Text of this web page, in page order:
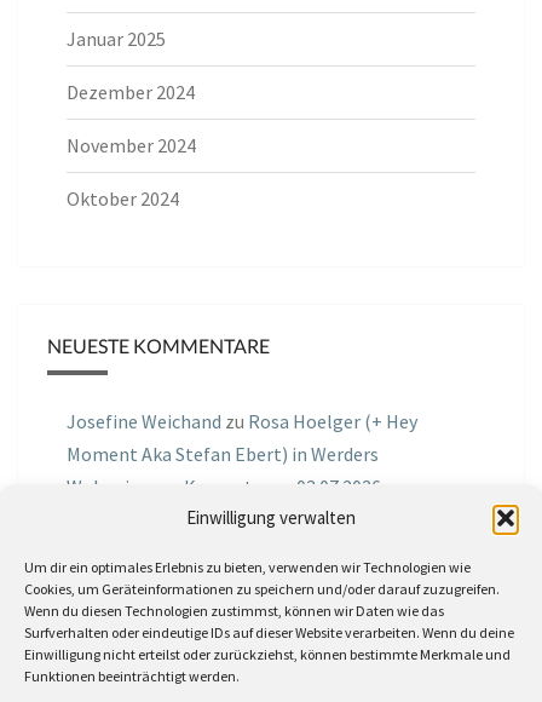
Einwilligung verwalten
Um dir ein optimales Erlebnis zu bieten, verwenden wir Technologien wie
Cookies, um Geräteinformationen zu speichern und/oder darauf zuzugreifen.
Wenn du diesen Technologien zustimmst, können wir Daten wie das
Surfverhalten oder eindeutige IDs auf dieser Website verarbeiten. Wenn du deine
Einwilligung nicht erteilst oder zurückziehst, können bestimmte Merkmale und
Funktionen beeinträchtigt werden.
Januar 2025
Dezember 2024
November 2024
Oktober 2024
NEUESTE KOMMENTARE
Josefine Weichand zu Rosa Hoelger (+ Hey
Moment Aka Stefan Ebert) in Werders
Wohnzimmer Konzerte am 03.07.2026
Podcast Nr.01 vom 08.09.2025 mit Joe Astray
MIRI IN THE GREENzuMiri in the Green in der
Hemingway Lounge, am 30.05.2026